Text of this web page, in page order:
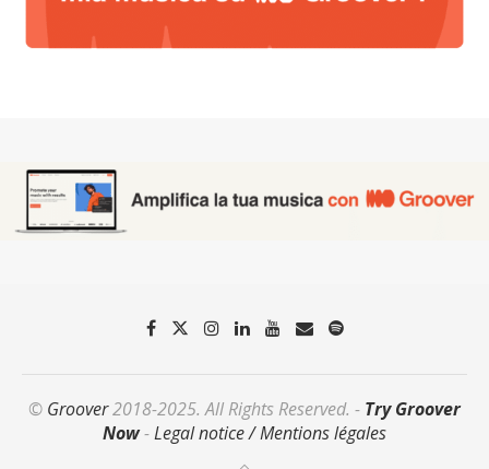
© Groover2018-2025. All Rights Reserved. - Try Groover
Now-Legal notice / Mentions légales